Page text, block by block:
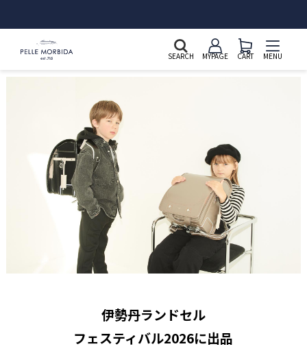
SEARCH MYPAGE CART MENU
伊勢丹ランドセル
フェスティバル2026に出品